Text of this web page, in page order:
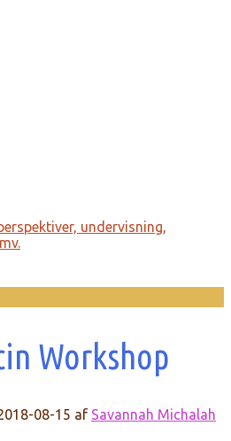
under­visning,
Workshop
08-15 af Savannah Michalah